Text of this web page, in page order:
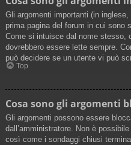
Gli argomenti importanti (in
prima pagina del forum in cui sono
Come si intuisce dal nome stesso,
dovrebbero essere lette sempre.
può decidere se un utente vi può
Top
Cosa sono gli argomenti
Gli argomenti possono essere
dall’amministratore. Non è
così come i sondaggi chiusi